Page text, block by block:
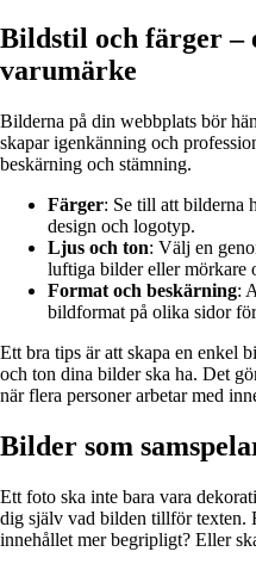
Bildstil och färger –
varumärke
Bilderna på din webbplats bör
skapar igenkänning och
beskärning och stämning.
Färger: Se till att bilderna
design och logotyp.
Ljus och ton: Välj en
luftiga bilder eller mörkare
Format och beskärning:
bildformat på olika sidor
Ett bra tips är att skapa en enkel
och ton dina bilder ska ha. Det
när flera personer arbetar med
Bilder som
Ett foto ska inte bara vara
dig själv vad bilden tillför texten.
innehållet mer begripligt? Eller